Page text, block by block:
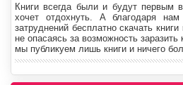
Книги всегда были и будут первым
хочет отдохнуть. А благодаря
затруднений бесплатно скачать
не опасаясь за возможность
мы публикуем лишь книги и ничего